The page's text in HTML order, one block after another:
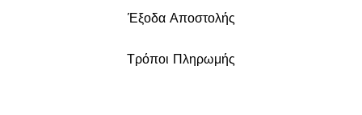
Έξοδα Αποστολής
Τρόποι Πληρωμής